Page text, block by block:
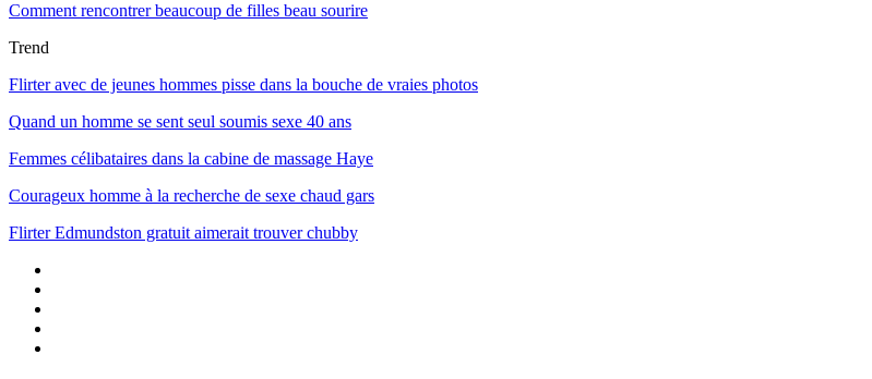
Comment rencontrer beaucoup de filles beau sourire
Trend
Flirter avec de jeunes hommes pisse dans la bouche de vraies photos
Quand un homme se sent seul soumis sexe 40 ans
Femmes célibataires dans la cabine de massage Haye
Courageux homme à la recherche de sexe chaud gars
Flirter Edmundston gratuit aimerait trouver chubby